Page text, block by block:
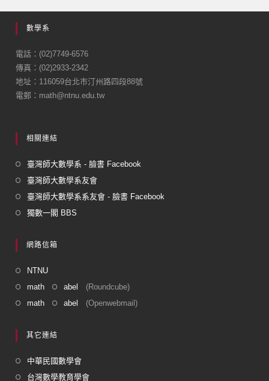
e
b
o
o
k
數學系
電話：(02)7749-6576
傳真：(02)2933-2342
地址：116059台北市汀州路四段88號
電郵：math@ntnu.edu.tw
相關連結
臺灣師大數學系 - 臉書 Facebook
臺灣師大數學系友會
臺灣師大數學系系友會 - 臉書 Facebook
獨數一閣 BBS
網路信箱
NTNU
math
abel
(Roundcube)
math
abel (Openwebmail)
其它連結
中華民國數學會
台灣數學教育學會